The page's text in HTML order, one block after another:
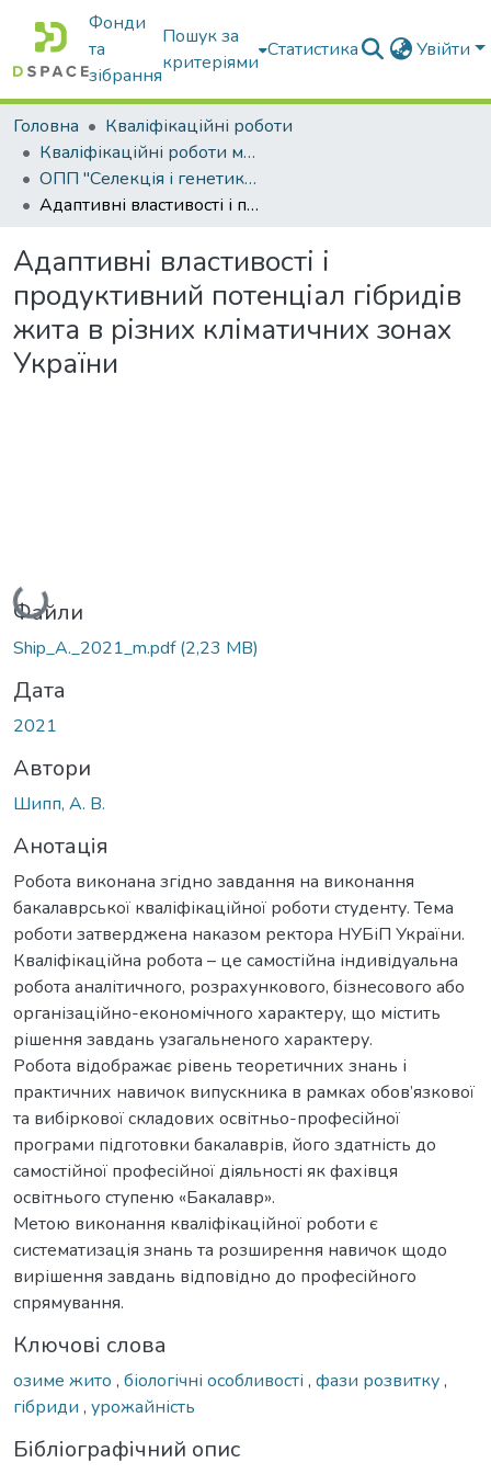
Фонди
та
зібрання
Пошук за
критеріями
Статистика Увійти
Головна
Кваліфікаційні роботи
Кваліфікаційні роботи магістрів
ОПП "Селекція і генетика сільськогосподарських культур"
Адаптивні властивості і продуктивний потенціал гібридів жита в різних кліматичних зонах України
Адаптивні властивості і
продуктивний потенціал гібридів
жита в різних кліматичних зонах
України
Вантажиться...
Файли
Ship_A._2021_m.pdf(2,23 MB)
Дата
2021
Автори
Шипп, А. В.
Анотація
Робота виконана згідно завдання на виконання
бакалаврської кваліфікаційної роботи студенту. Тема
роботи затверджена наказом ректора НУБіП України.
Кваліфікаційна робота – це самостійна індивідуальна
робота аналітичного, розрахункового, бізнесового або
організаційно-економічного характеру, що містить
рішення завдань узагальненого характеру.
Робота відображає рівень теоретичних знань і
практичних навичок випускника в рамках обов’язкової
та вибіркової складових освітньо-професійної
програми підготовки бакалаврів, його здатність до
самостійної професійної діяльності як фахівця
освітнього ступеню «Бакалавр».
Метою виконання кваліфікаційної роботи є
систематизація знань та розширення навичок щодо
вирішення завдань відповідно до професійного
спрямування.
Ключові слова
озиме жито , біологічні особливості , фази розвитку,
гібриди , урожайність
Бібліографічний опис